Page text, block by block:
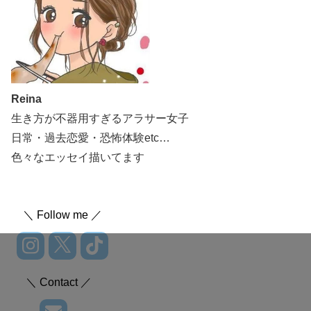
Reina
生き方が不器用すぎるアラサー女子
日常・過去恋愛・恐怖体験etc…
色々なエッセイ描いてます
＼ Follow me ／
＼ Contact ／